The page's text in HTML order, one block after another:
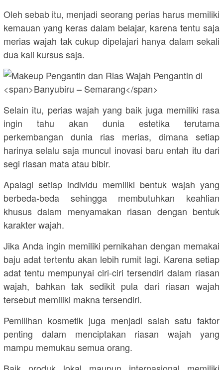
Oleh sebab itu, menjadi seorang perias harus memiliki
kemauan yang keras dalam belajar, karena tentu saja
merias wajah tak cukup dipelajari hanya dalam sekali
dua kali kursus saja.
Selain itu, perias wajah yang baik juga memiliki rasa
ingin tahu akan dunia estetika terutama
perkembangan dunia rias merias, dimana setiap
harinya selalu saja muncul inovasi baru entah itu dari
segi riasan mata atau bibir.
Apalagi setiap individu memiliki bentuk wajah yang
berbeda-beda sehingga membutuhkan keahlian
khusus dalam menyamakan riasan dengan bentuk
karakter wajah.
Jika Anda ingin memiliki pernikahan dengan memakai
baju adat tertentu akan lebih rumit lagi. Karena setiap
adat tentu mempunyai ciri-ciri tersendiri dalam riasan
wajah, bahkan tak sedikit pula dari riasan wajah
tersebut memiliki makna tersendiri.
Pemilihan kosmetik juga menjadi salah satu faktor
penting dalam menciptakan riasan wajah yang
mampu memukau semua orang.